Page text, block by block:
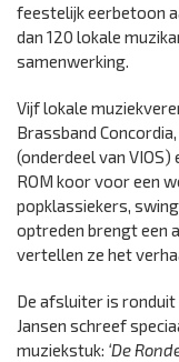
feestelijk eerbetoon
dan 120 lokale
samenwerking.
Vijf lokale
Brassband
(onderdeel van
ROM koor voor een
popklassiekers,
optreden brengt een
vertellen ze het
De afsluiter is
Jansen schreef
muziekstuk: ‘De